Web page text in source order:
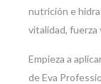
nutrición e
vitalidad, fuerza
Empieza a
de Eva